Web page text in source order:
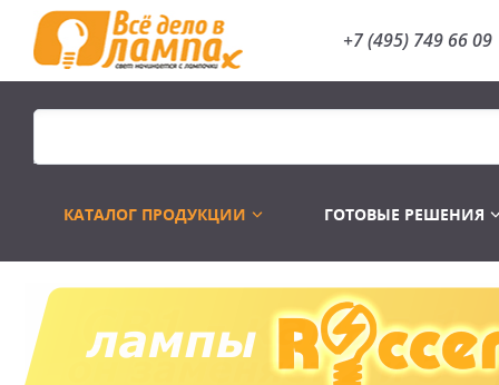
+7 (495) 749 66 09
КАТАЛОГ ПРОДУКЦИИ
Распродажа Лампы
ГОТОВЫЕ РЕШЕНИЯ